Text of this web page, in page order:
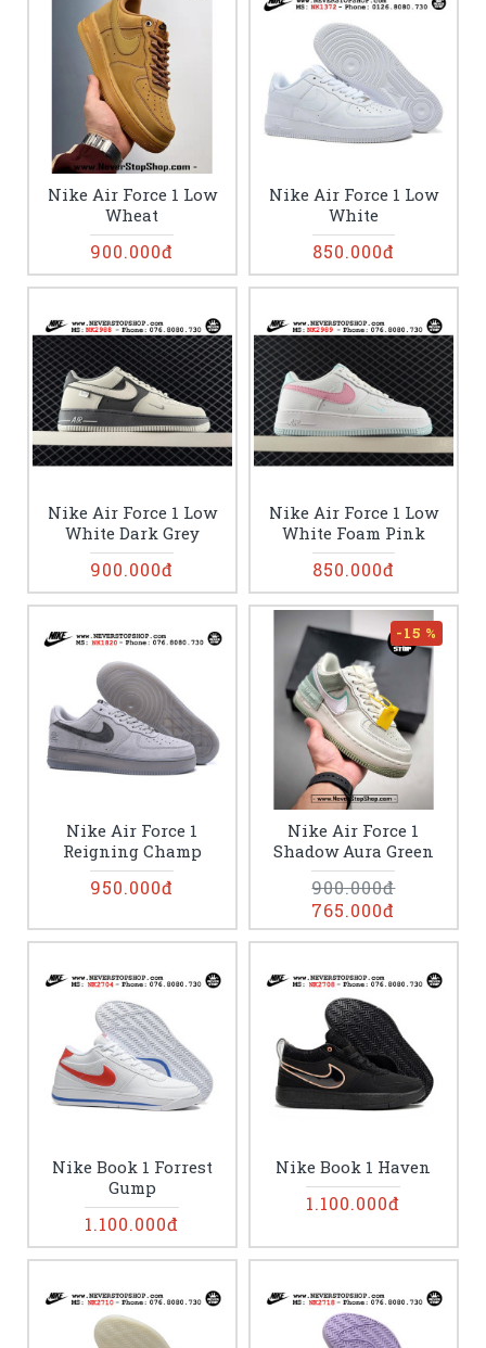
Nike Air Force 1 Low
Wheat
900.000đ
Nike Air Force 1 Low
White
850.000đ
Nike Air Force 1 Low
White Dark Grey
900.000đ
Nike Air Force 1 Low
White Foam Pink
850.000đ
Nike Air Force 1
Reigning Champ
950.000đ
-15 %
Nike Air Force 1
Shadow Aura Green
765.000đ
900.000đ
Nike Book 1 Forrest
Gump
1.100.000đ
Nike Book 1 Haven
1.100.000đ